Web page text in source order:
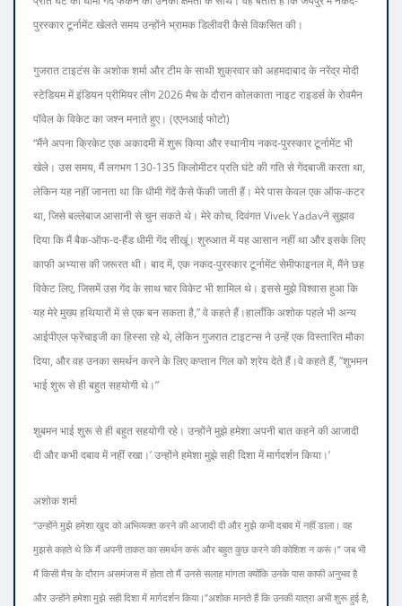
पुरस्कार टूर्नामेंट खेलते समय उन्होंने भ्रामक डिलीवरी कैसे विकसित की।
गुजरात टाइटंस के अशोक शर्मा और टीम के साथी शुक्रवार को अहमदाबाद के नरेंद्र मोदी
स्टेडियम में इंडियन प्रीमियर लीग 2026 मैच के दौरान कोलकाता नाइट राइडर्स के रोवमैन
पॉवेल के विकेट का जश्न मनाते हुए। (एएनआई फोटो)
“मैंने अपना क्रिकेट एक अकादमी में शुरू किया और स्थानीय नकद-पुरस्कार टूर्नामेंट भी
खेले। उस समय, मैं लगभग 130-135 किलोमीटर प्रति घंटे की गति से गेंदबाजी करता था,
लेकिन यह नहीं जानता था कि धीमी गेंदें कैसे फेंकी जाती हैं। मेरे पास केवल एक ऑफ-कटर
था, जिसे बल्लेबाज आसानी से चुन सकते थे। मेरे कोच, दिवंगत Vivek Yadavने सुझाव
दिया कि मैं बैक-ऑफ-द-हैंड धीमी गेंद सीखूं। शुरुआत में यह आसान नहीं था और इसके लिए
काफी अभ्यास की जरूरत थी। बाद में, एक नकद-पुरस्कार टूर्नामेंट सेमीफाइनल में, मैंने छह
विकेट लिए, जिसमें उस गेंद के साथ चार विकेट भी शामिल थे। इससे मुझे विश्वास हुआ कि
यह मेरे मुख्य हथियारों में से एक बन सकता है,” वे कहते हैं।हालाँकि अशोक पहले भी अन्य
आईपीएल फ्रेंचाइजी का हिस्सा रहे थे, लेकिन गुजरात टाइटन्स ने उन्हें एक विस्तारित मौका
दिया, और वह उनका समर्थन करने के लिए कप्तान गिल को श्रेय देते हैं।वे कहते हैं, ”शुभमन
भाई शुरू से ही बहुत सहयोगी थे।”
शुबमन भाई शुरू से ही बहुत सहयोगी रहे। उन्होंने मुझे हमेशा अपनी बात कहने की आजादी
दी और कभी दबाव में नहीं रखा।’ उन्होंने हमेशा मुझे सही दिशा में मार्गदर्शन किया।’
अशोक शर्मा
“उन्होंने मुझे हमेशा खुद को अभिव्यक्त करने की आजादी दी और मुझे कभी दबाव में नहीं डाला। वह
मुझसे कहते थे कि मैं अपनी ताकत का समर्थन करूं और बहुत कुछ करने की कोशिश न करूं।” जब भी
मैं किसी मैच के दौरान असमंजस में होता तो मैं उनसे सलाह मांगता क्योंकि उनके पास काफी अनुभव है
और उन्होंने हमेशा मुझे सही दिशा में मार्गदर्शन किया।”अशोक मानते हैं कि उनकी यात्रा अभी शुरू हुई है,